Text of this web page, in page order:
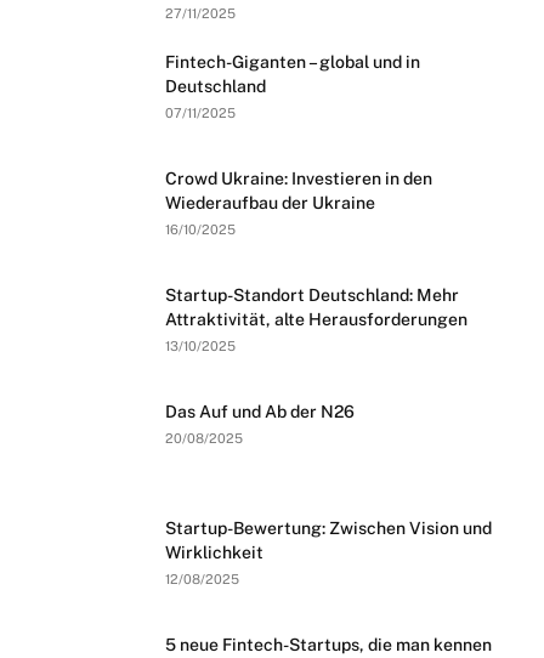
27/11/2025
Fintech-Giganten – global und in
Deutschland
07/11/2025
Crowd Ukraine: Investieren in den
Wiederaufbau der Ukraine
16/10/2025
Startup-Standort Deutschland: Mehr
Attraktivität, alte Herausforderungen
13/10/2025
Das Auf und Ab der N26
20/08/2025
Startup-Bewertung: Zwischen Vision und
Wirklichkeit
12/08/2025
5 neue Fintech-Startups, die man kennen